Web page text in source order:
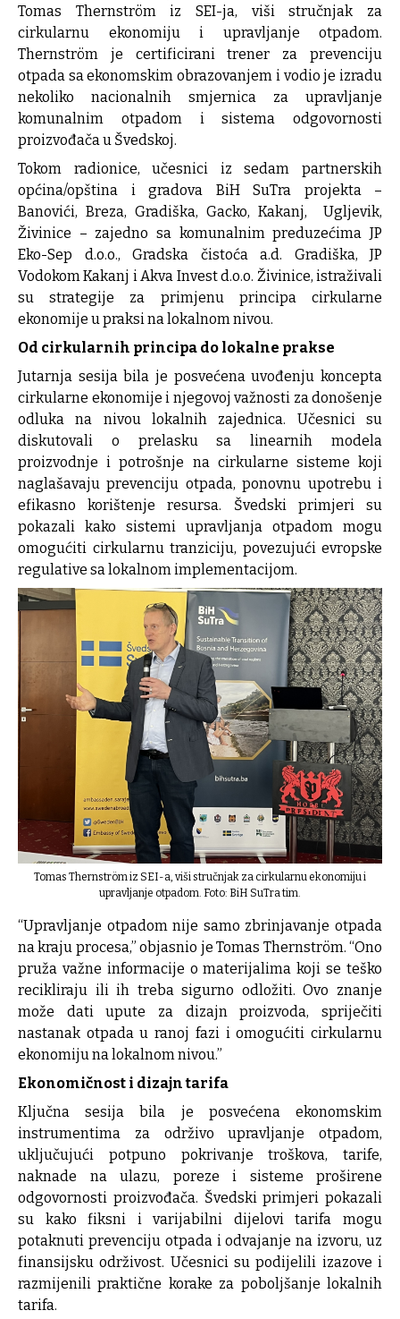
Tomas Thernström iz SEI-ja, viši stručnjak za
cirkularnu ekonomiju i upravljanje otpadom.
Thernström je certificirani trener za prevenciju
otpada sa ekonomskim obrazovanjem i vodio je izradu
nekoliko nacionalnih smjernica za upravljanje
komunalnim otpadom i sistema odgovornosti
proizvođača u Švedskoj.
Tokom radionice, učesnici iz sedam partnerskih
općina/opština i gradova BiH SuTra projekta –
Banovići, Breza, Gradiška, Gacko, Kakanj, Ugljevik,
Živinice – zajedno sa komunalnim preduzećima JP
Eko-Sep d.o.o., Gradska čistoća a.d. Gradiška, JP
Vodokom Kakanj i Akva Invest d.o.o. Živinice, istraživali
su strategije za primjenu principa cirkularne
ekonomije u praksi na lokalnom nivou.
Od cirkularnih principa do lokalne prakse
Jutarnja sesija bila je posvećena uvođenju koncepta
cirkularne ekonomije i njegovoj važnosti za donošenje
odluka na nivou lokalnih zajednica. Učesnici su
diskutovali o prelasku sa linearnih modela
proizvodnje i potrošnje na cirkularne sisteme koji
naglašavaju prevenciju otpada, ponovnu upotrebu i
efikasno korištenje resursa. Švedski primjeri su
pokazali kako sistemi upravljanja otpadom mogu
omogućiti cirkularnu tranziciju, povezujući evropske
regulative sa lokalnom implementacijom.
Tomas Thernström iz SEI-a, viši stručnjak za cirkularnu ekonomiju i
upravljanje otpadom. Foto: BiH SuTra tim.
“Upravljanje otpadom nije samo zbrinjavanje otpada
na kraju procesa,” objasnio je Tomas Thernström. “Ono
pruža važne informacije o materijalima koji se teško
recikliraju ili ih treba sigurno odložiti. Ovo znanje
može dati upute za dizajn proizvoda, spriječiti
nastanak otpada u ranoj fazi i omogućiti cirkularnu
ekonomiju na lokalnom nivou.”
Ekonomičnost i dizajn tarifa
Ključna sesija bila je posvećena ekonomskim
instrumentima za održivo upravljanje otpadom,
uključujući potpuno pokrivanje troškova, tarife,
naknade na ulazu, poreze i sisteme proširene
odgovornosti proizvođača. Švedski primjeri pokazali
su kako fiksni i varijabilni dijelovi tarifa mogu
potaknuti prevenciju otpada i odvajanje na izvoru, uz
finansijsku održivost. Učesnici su podijelili izazove i
razmijenili praktične korake za poboljšanje lokalnih
tarifa.